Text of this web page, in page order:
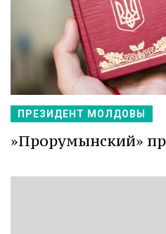
ПРЕЗИДЕНТ МОЛДОВЫ
»Прорумынский»